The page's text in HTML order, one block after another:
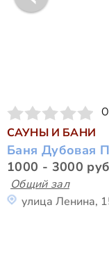
САУНЫ И БАНИ
Баня Дубовая
1000 - 3000
Общий зал
улица Ленина,